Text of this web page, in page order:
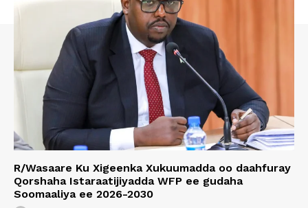
R/Wasaare Ku Xigeenka Xukuumadda oo daahfuray
Qorshaha Istaraatijiyadda WFP ee gudaha
Soomaaliya ee 2026-2030